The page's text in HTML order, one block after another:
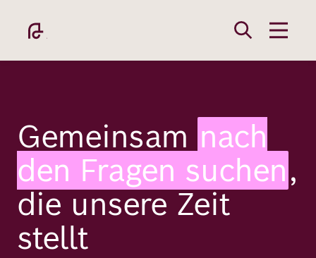
Inhalt
Academy
Fellowship
Gemeinsam nach
den Fragen suchen,
die unsere Zeit
stellt